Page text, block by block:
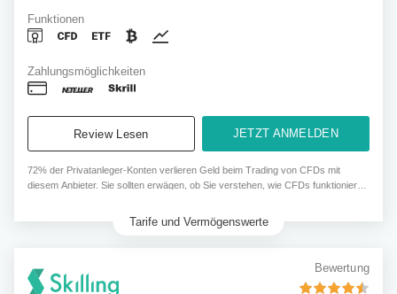
Funktionen
Zahlungsmöglichkeiten
Review Lesen JETZT ANMELDEN
72% der Privatanleger-Konten verlieren Geld beim Trading von CFDs mit
diesem Anbieter. Sie sollten erwägen, ob Sie verstehen, wie CFDs funktionieren
Tarife und Vermögenswerte
Bewertung